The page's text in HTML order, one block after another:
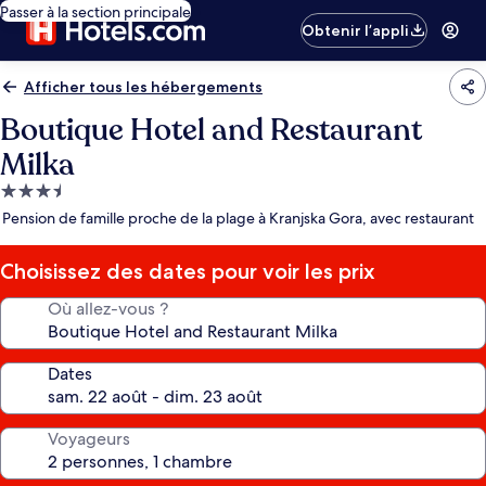
Passer à la section principale
Obtenir l’appli
Afficher tous les hébergements
Boutique Hotel and Restaurant
Milka
Hébergement
3.5 étoiles
Pension de famille proche de la plage à Kranjska Gora, avec restaurant
Choisissez des dates pour voir les prix
Où allez-vous ?
Dates
Voyageurs